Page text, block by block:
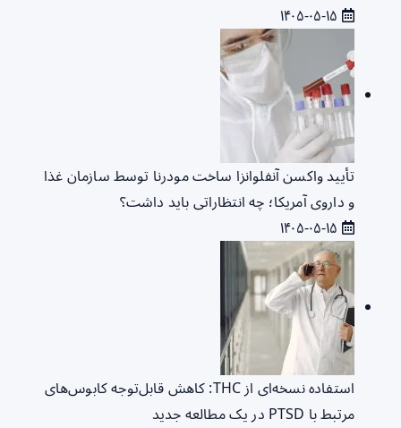
تأیید واکسن آنفلوانزا ساخت مودرنا توسط سازمان غذا
و داروی آمریکا؛ چه انتظاراتی باید داشت؟
استفاده نسخه‌ای از THC: کاهش قابل‌توجه کابوس‌های
مرتبط با PTSD در یک مطالعه جدید